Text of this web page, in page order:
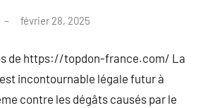
février 28, 2025
de https://topdon-france.com/ La
incontournable légale futur à
contre les dégâts causés par le